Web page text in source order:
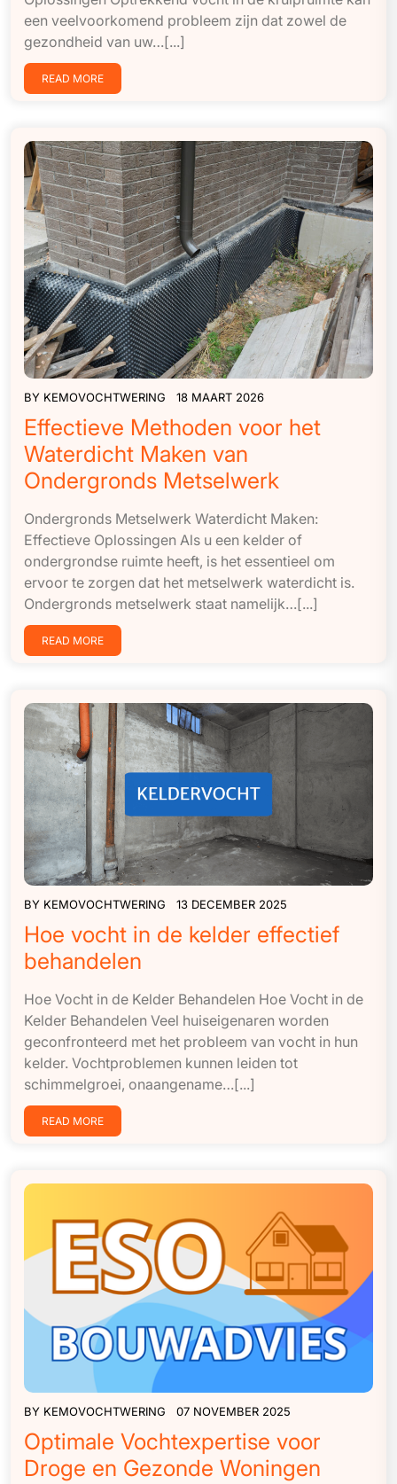
een veelvoorkomend probleem zijn dat zowel de
gezondheid van uw…[...]
READ MORE
BY KEMOVOCHTWERING 18 MAART 2026
Effectieve Methoden voor het
Waterdicht Maken van
Ondergronds Metselwerk
Ondergronds Metselwerk Waterdicht Maken:
Effectieve Oplossingen Als u een kelder of
ondergrondse ruimte heeft, is het essentieel om
ervoor te zorgen dat het metselwerk waterdicht is.
Ondergronds metselwerk staat namelijk…[...]
READ MORE
BY KEMOVOCHTWERING 13 DECEMBER 2025
Hoe vocht in de kelder effectief
behandelen
Hoe Vocht in de Kelder Behandelen Hoe Vocht in de
Kelder Behandelen Veel huiseigenaren worden
geconfronteerd met het probleem van vocht in hun
kelder. Vochtproblemen kunnen leiden tot
schimmelgroei, onaangename…[...]
READ MORE
BY KEMOVOCHTWERING 07 NOVEMBER 2025
Optimale Vochtexpertise voor
Droge en Gezonde Woningen